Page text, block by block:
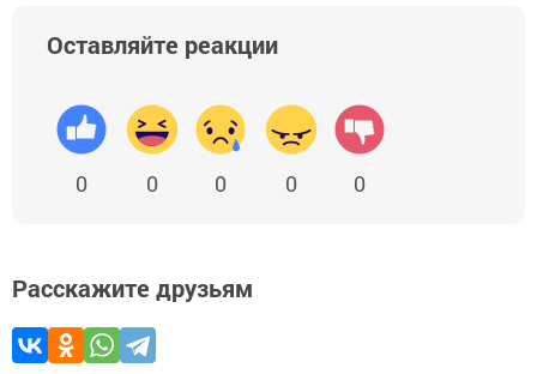
Оставляйте реакции
0 0 0 0 0
Расскажите друзьям